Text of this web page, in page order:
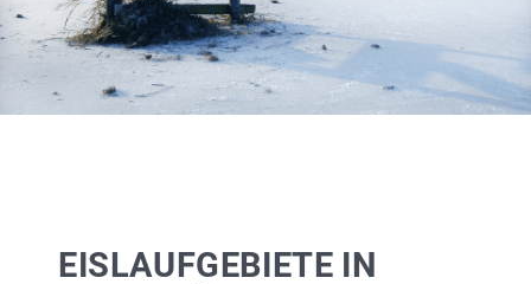
EISLAUFGEBIETE IN